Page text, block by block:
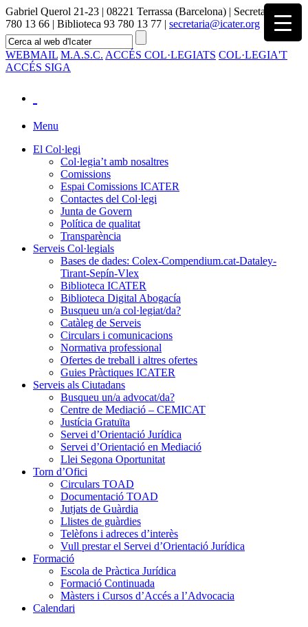
Gabriel Querol 21-23 | 08221 Terrassa (Barcelona) | Secretaria 93
780 13 66 | Biblioteca 93 780 13 77 | secretaria@icater.org
WEBMAIL M.A.S.C. ACCÉS COL·LEGIATS COL·LEGIA'T
ACCÉS SIGA
Menu
El Col·legi
Col·legia’t amb nosaltres
Comissions
Espai Comissions ICATER
Contactes del Col·legi
Junta de Govern
Política de qualitat
Transparència
Serveis Col·legials
Bases de dades: Colex-Compendium.cat-Dataley-
Tirant-Sepín-Vlex
Biblioteca ICATER
Biblioteca Digital Abogacía
Busqueu un/a col·legiat/da?
Catàleg de Serveis
Circulars i comunicacions
Normativa professional
Ofertes de treball i altres ofertes
Guies Pràctiques ICATER
Serveis als Ciutadans
Busqueu un/a advocat/da?
Centre de Mediació – CEMICAT
Justícia Gratuïta
Servei d’Orientació Jurídica
Servei d’Orientació en Mediació
Llei Segona Oportunitat
Torn d’Ofici
Circulars TOAD
Documentació TOAD
Jutjats de Guàrdia
Llistes de guàrdies
Telèfons i adreces d’interès
Vull prestar el Servei d’Orientació Jurídica
Formació
Escola de Pràctica Jurídica
Formació Continuada
Màsters i Cursos d’Accés a l’Advocacia
Calendari